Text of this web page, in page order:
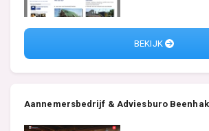
BEKIJK
Aannemersbedrijf & Adviesburo